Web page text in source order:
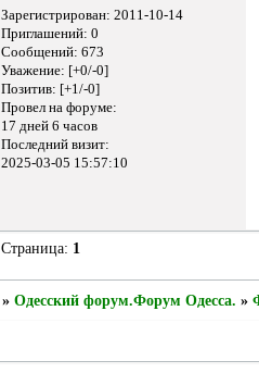
Зарегистрирован: 2011-10-14
Приглашений: 0
Сообщений: 673
Уважение: [+0/-0]
Позитив: [+1/-0]
Провел на форуме:
17 дней 6 часов
Последний визит:
2025-03-05 15:57:10
Страница: 1
» Одесский форум.Форум Одесса. »